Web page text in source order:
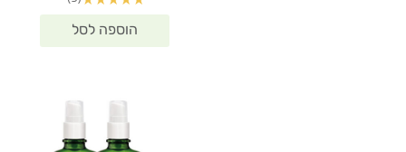
₪139.90.